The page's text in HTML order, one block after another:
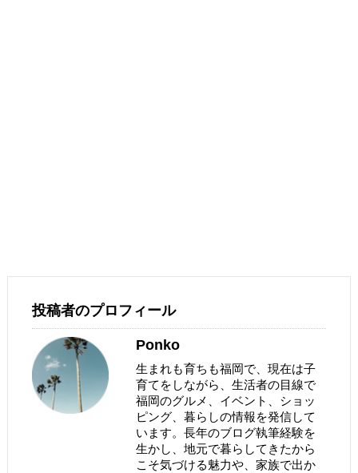
投稿者のプロフィール
Ponko
生まれも育ちも福岡で、現在は子
育てをしながら、生活者の目線で
福岡のグルメ、イベント、ショッ
ピング、暮らしの情報を発信して
います。長年のブログ執筆経験を
生かし、地元で暮らしてきたから
こそ気づける魅力や、家族で出か